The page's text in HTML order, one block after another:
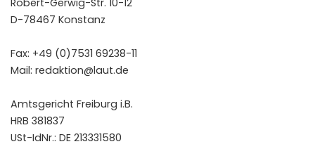
D-78467 Konstanz
Fax: +49 (0)7531 69238-11
Mail: redaktion@laut.de
Amtsgericht Freiburg i.B.
HRB 381837
USt-IdNr.: DE 213331580